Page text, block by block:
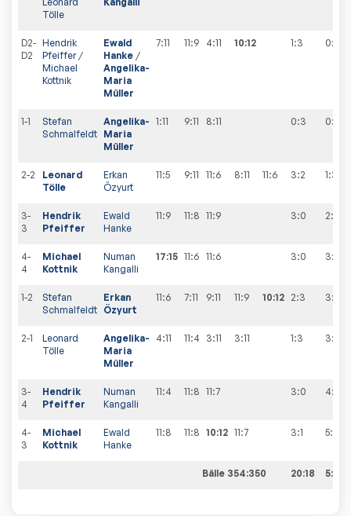
Tölle
D2-
D2
Hendrik
Pfeiffer /
Michael
Kottnik
Ewald
Hanke /
Angelika-
Maria
Müller
7:11 11:9 4:11 10:12 1:3 0:
1-1
Stefan
Schmalfeldt
Angelika-
Maria
Müller
1:11 9:11 8:11 0:3 0:
2-2
Leonard
Tölle
Erkan
Özyurt
11:5 9:11 11:6 8:11 11:6 3:2 1:3
3-
3
Hendrik
Pfeiffer
Ewald
Hanke
11:9 11:8 11:9 3:0 2:
4-
4
Michael
Kottnik
Numan
Kangalli
17:15 11:6 11:6 3:0 3:
1-2
Stefan
Schmalfeldt
Erkan
Özyurt
11:6 7:11 9:11 11:9 10:12 2:3 3:
2-1
Leonard
Tölle
Angelika-
Maria
Müller
4:11 11:4 3:11 3:11 1:3 3:
3-
4
Hendrik
Pfeiffer
Numan
Kangalli
11:4 11:8 11:7 3:0 4:
4-
3
Michael
Kottnik
Ewald
Hanke
11:8 11:8 10:12 11:7 3:1 5:
Bälle 354:350 20:18 5:5